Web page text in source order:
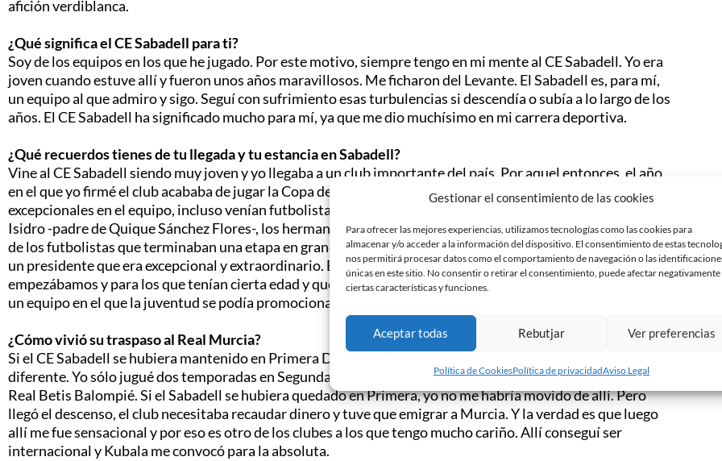
Gestionar el consentimiento de las cookies
Para ofrecer las mejores experiencias, utilizamos tecnologías como las cookies para
almacenar y/o acceder a la información del dispositivo. El consentimiento de estas
nos permitirá procesar datos como el comportamiento de navegación o las
únicas en este sitio. No consentir o retirar el consentimiento, puede afectar negativamente
ciertas características y funciones.
Aceptar todas Rebutjar Ver preferencias
Política de CookiesPolítica de privacidadAviso Legal
afición verdiblanca.
¿Qué significa el CE Sabadell para ti?
Soy de los equipos en los que he jugado. Por este motivo, siempre tengo en mi mente al CE Sabadell. Yo era
joven cuando estuve allí y fueron unos años maravillosos. Me ficharon del Levante. El Sabadell es, para mí,
un equipo al que admiro y sigo. Seguí con sufrimiento esas turbulencias si descendía o subía a lo largo de los
años. El CE Sabadell ha significado mucho para mí, ya que me dio muchísimo en mi carrera deportiva.
¿Qué recuerdos tienes de tu llegada y tu estancia en Sabadell?
Vine al CE Sabadell siendo muy joven y yo llegaba a un club importante del país. Por aquel entonces, el año
en el que yo firmé el club acababa de jugar la Copa de Ferias. Me acuerdo que habían unos jugadores
excepcionales en el equipo, incluso venían futbolistas del FC Barcelona o Real Madrid, como por ejemplo
Isidro -padre de Quique Sánchez Flores-, los hermanos Vidal o Marañón. Este hecho era por algo. Era la cuna
de los futbolistas que terminaban una etapa en grandes clubes y todos querían ir al CE Sabadell. Teníamos
un presidente que era excepcional y extraordinario. Era un equipo sensacional para los jóvenes que
empezábamos y para los que tenían cierta edad y querían vivir sus últimos años en el mundo del fútbol. Era
un equipo en el que la juventud se podía promocionar muy bien.
¿Cómo vivió su traspaso al Real Murcia?
Si el CE Sabadell se hubiera mantenido en Primera División, mi carrera deportiva podría haber sido
diferente. Yo sólo jugué dos temporadas en Segunda División: una en el conjunto arlequinado y otra en el
Real Betis Balompié. Si el Sabadell se hubiera quedado en Primera, yo no me habría movido de allí. Pero
llegó el descenso, el club necesitaba recaudar dinero y tuve que emigrar a Murcia. Y la verdad es que luego
allí me fue sensacional y por eso es otro de los clubes a los que tengo mucho cariño. Allí conseguí ser
internacional y Kubala me convocó para la absoluta.